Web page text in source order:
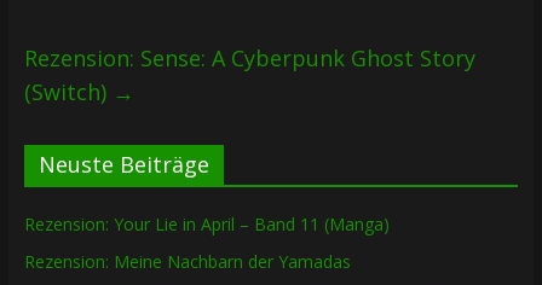
Rezension: Sense: A Cyberpunk Ghost Story
(Switch) →
Neuste Beiträge
Rezension: Your Lie in April – Band 11 (Manga)
Rezension: Meine Nachbarn der Yamadas